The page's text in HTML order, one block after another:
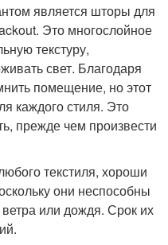
является шторы для
Это многослойное
текстуру,
свет. Благодаря
помещение, но этот
каждого стиля. Это
прежде чем произвести
текстиля, хороши
они неспособны
или дождя. Срок их